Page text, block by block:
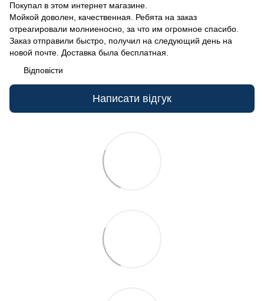
Покупал в этом интернет магазине.
Мойкой доволен, качественная. Ребята на заказ
отреагировали молниеносно, за что им огромное спасибо.
Заказ отправили быстро, получил на следующий день на
новой почте. Доставка была бесплатная.
Відповісти
Написати відгук